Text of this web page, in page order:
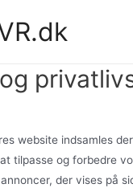
website indsamles
tilpasse og forbedre
der vises på